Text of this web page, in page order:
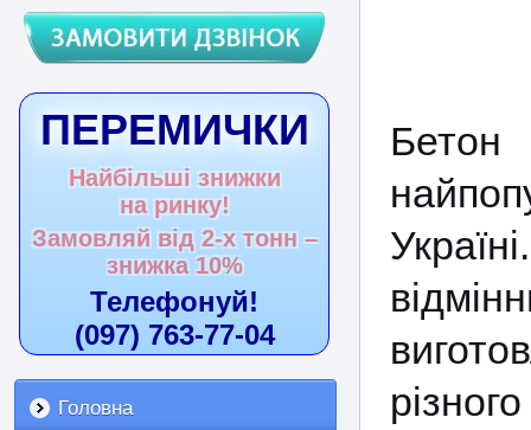
ПЕРЕМИЧКИ
Найбільші знижки
на ринку!
Замовляй від 2-х тонн –
знижка 10%
Телефонуй!
(097) 763-77-04
Головна